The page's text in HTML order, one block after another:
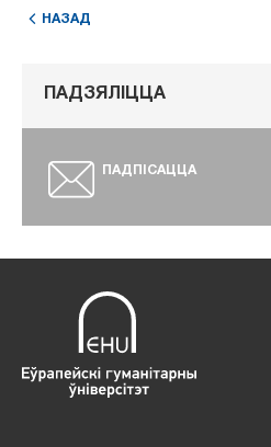
НАЗАД
ПАДЗЯЛІЦЦА
ПАДПІСАЦЦА